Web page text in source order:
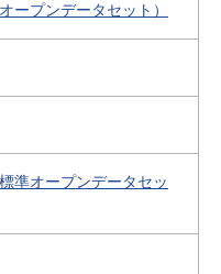
ープンデータセット）
準オープンデータセッ